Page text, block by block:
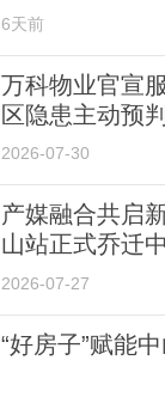
部门
6天前
万科物业官宣
区隐患主动预
2026-07-30
产媒融合共启
山站正式乔迁
2026-07-27
“好房子”赋能